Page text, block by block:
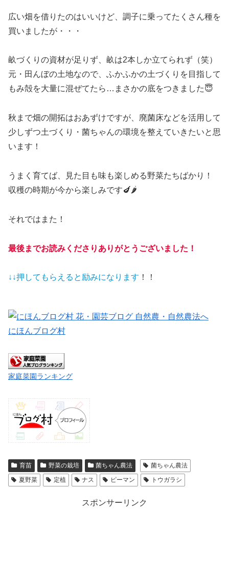
広い畑を借りたのはいいけど、調子に乗ってたくさん種を
買いましたが・・・
畝づくりの資材が足りず、畝は2本しか立てられず（笑）
元・田んぼの土地なので、ふかふかの土づくりを目指して
もみ殻を大量に混ぜてたら…まさかの底をつきました😇
秋まで畑の開拓はおあずけですが、廃菌床などを活用して
少しずつ土づくり・菌ちゃんの環境を整えていきたいと思
います！
うまく育てば、見た目も味も楽しめる野菜たちばかり！
収穫の時期が今から楽しみです🍆🌶
それではまた！
最後までお読みくださりありがとうございました！
↓↓押してもらえると 励みになります ！！
にほんブログ村
家庭菜園ランキング
育苗 野菜の栽培 菌ちゃん農法
菌ちゃん農法
夏野菜
定植 ナス ピーマン トウガラシ
スポンサーリンク